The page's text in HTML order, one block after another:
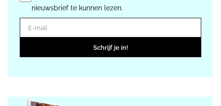
nieuwsbrief te kunnen lezen.
E-mail
Schrijf je in!